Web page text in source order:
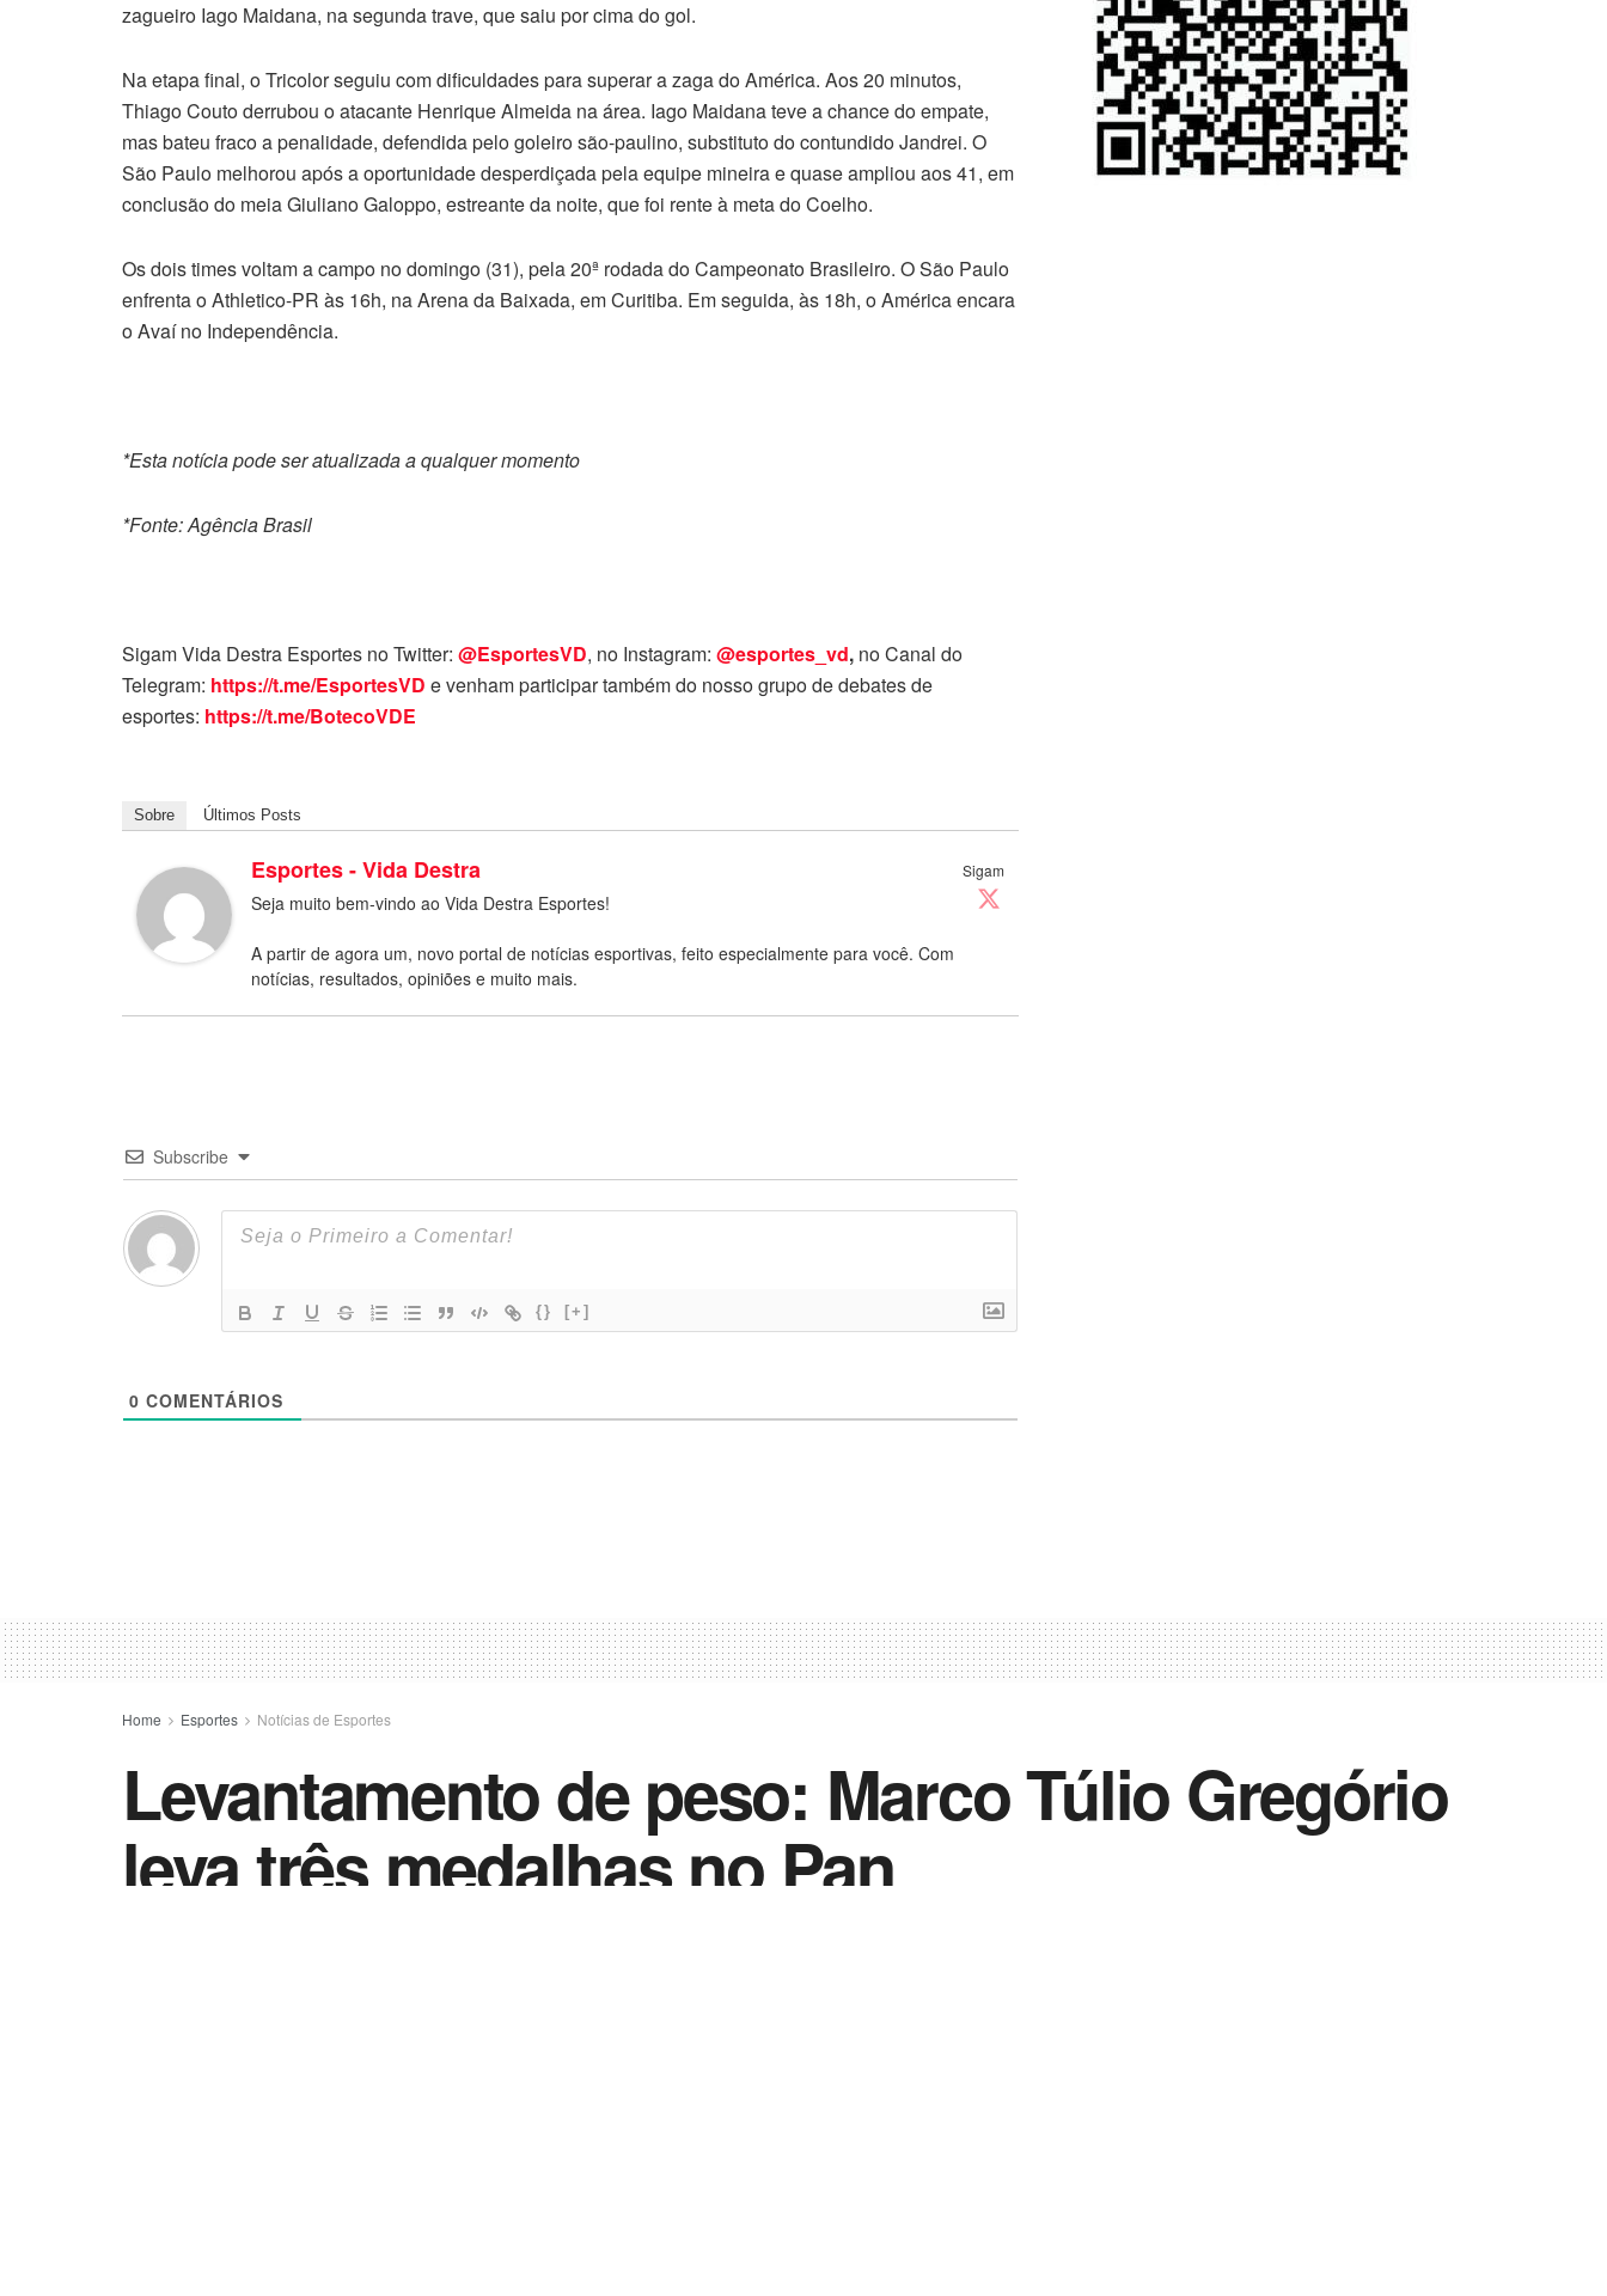
zagueiro Iago Maidana, na segunda trave, que saiu por cima do gol.
Na etapa final, o Tricolor seguiu com dificuldades para superar a zaga do América. Aos 20 minutos,
Thiago Couto derrubou o atacante Henrique Almeida na área. Iago Maidana teve a chance do empate,
mas bateu fraco a penalidade, defendida pelo goleiro são-paulino, substituto do contundido Jandrei. O
São Paulo melhorou após a oportunidade desperdiçada pela equipe mineira e quase ampliou aos 41, em
conclusão do meia Giuliano Galoppo, estreante da noite, que foi rente à meta do Coelho.
Os dois times voltam a campo no domingo (31), pela 20ª rodada do Campeonato Brasileiro. O São Paulo
enfrenta o Athletico-PR às 16h, na Arena da Baixada, em Curitiba. Em seguida, às 18h, o América encara
o Avaí no Independência.
*Esta notícia pode ser atualizada a qualquer momento
*Fonte: Agência Brasil
Sigam Vida Destra Esportes no Twitter: @EsportesVD, no Instagram: @esportes_vd, no Canal do
Telegram: https://t.me/EsportesVD e venham participar também do nosso grupo de debates de
esportes: https://t.me/BotecoVDE
Sobre Últimos Posts
Sigam
Esportes - Vida Destra
Seja muito bem-vindo ao Vida Destra Esportes!
A partir de agora um, novo portal de notícias esportivas, feito especialmente para você. Com
notícias, resultados, opiniões e muito mais.
Subscribe
{} [+]
0 COMENTÁRIOS
Home Esportes Notícias de Esportes
Levantamento de peso: Marco Túlio Gregório
leva três medalhas no Pan